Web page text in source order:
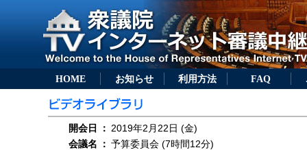
HOME お知らせ 利用方法 FAQ
開会日 ： 2019年2月22日 (金)
会議名
： 予算委員会 (7時間12分)